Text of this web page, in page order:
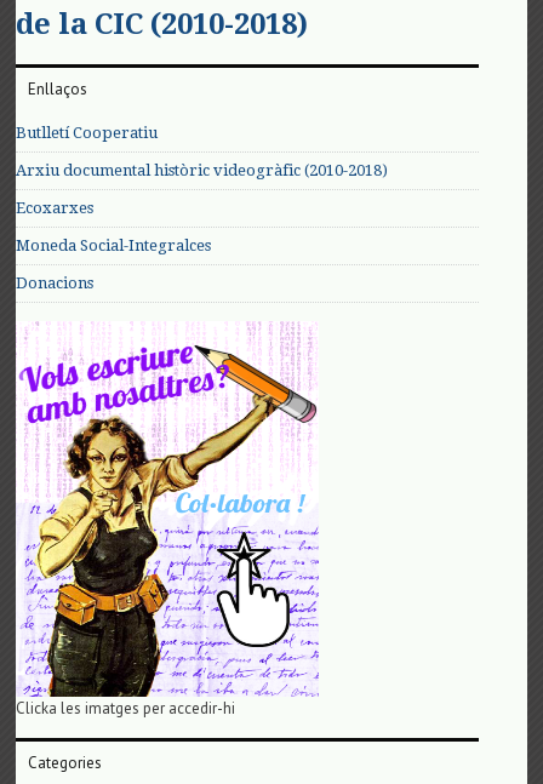
de la CIC (2010-2018)
Enllaços
Butlletí Cooperatiu
Arxiu documental històric videogràfic (2010-2018)
Ecoxarxes
Moneda Social-Integralces
Donacions
Clicka les imatges per accedir-hi
Categories